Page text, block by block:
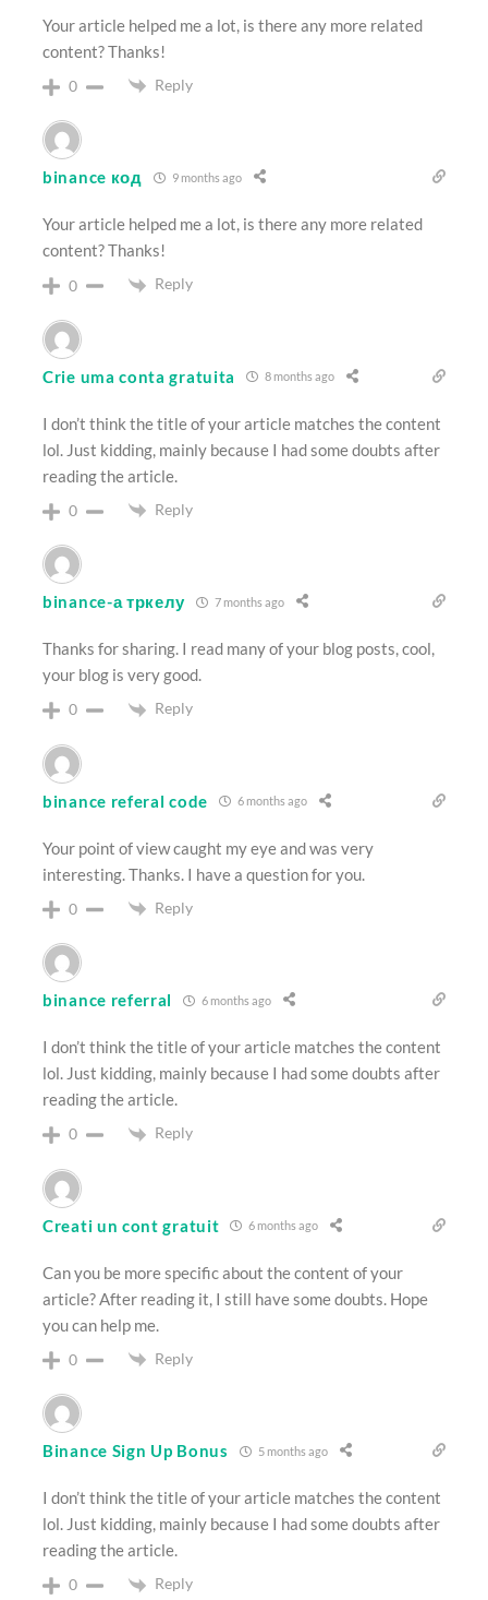
Your article helped me a lot, is there any more related
content? Thanks!
0 Reply
binance код 9 months ago
Your article helped me a lot, is there any more related
content? Thanks!
0 Reply
Crie uma conta gratuita 8 months ago
I don’t think the title of your article matches the content
lol. Just kidding, mainly because I had some doubts after
reading the article.
0 Reply
binance-а тркелу 7 months ago
Thanks for sharing. I read many of your blog posts, cool,
your blog is very good.
0 Reply
binance referal code 6 months ago
Your point of view caught my eye and was very
interesting. Thanks. I have a question for you.
0 Reply
binance referral 6 months ago
I don’t think the title of your article matches the content
lol. Just kidding, mainly because I had some doubts after
reading the article.
0 Reply
Creati un cont gratuit 6 months ago
Can you be more specific about the content of your
article? After reading it, I still have some doubts. Hope
you can help me.
0 Reply
Binance Sign Up Bonus 5 months ago
I don’t think the title of your article matches the content
lol. Just kidding, mainly because I had some doubts after
reading the article.
0 Reply